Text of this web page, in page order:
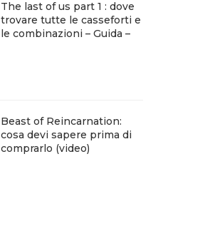
The last of us part 1 : dove
trovare tutte le casseforti e
le combinazioni – Guida –
Beast of Reincarnation:
cosa devi sapere prima di
comprarlo (video)